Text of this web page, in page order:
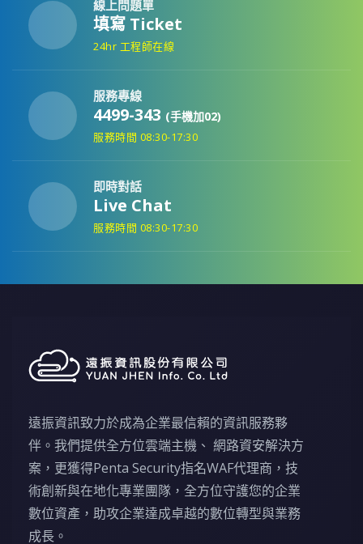
線上問題單
填寫 Ticket
24hr 工程師在線
服務專線
4499-343 (手機加02)
服務時間 08:30-17:30
即時對話
Live Chat
服務時間 08:30-17:30
遠振資訊致力於成為企業最信賴的資訊服務夥
伴。我們提供全方位雲端主機、 網路資安解決方
案，更獲得Penta Security指名WAF代理商，技
術創新與在地化專業團隊，全方位守護您的企業
數位資產，助攻企業達成卓越的數位轉型與業務
成長。